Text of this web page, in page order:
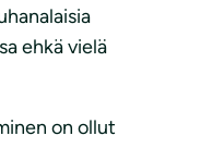
ehkä vielä
on ollut